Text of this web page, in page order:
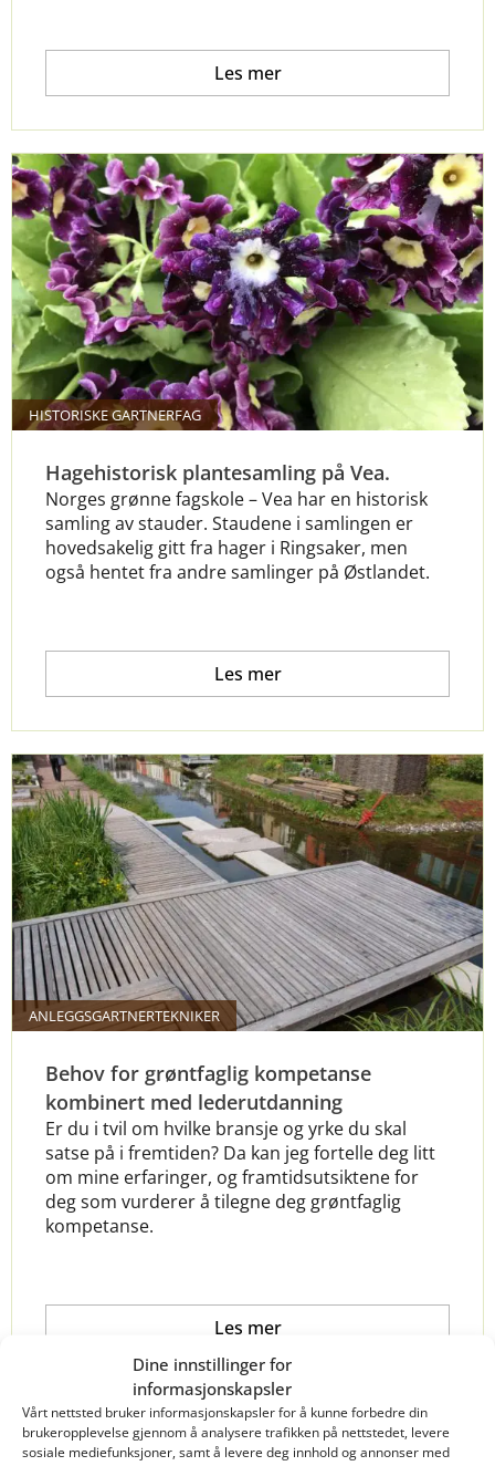
Dine innstillinger for
informasjonskapsler
Vårt nettsted bruker informasjonskapsler for å kunne forbedre din
brukeropplevelse gjennom å analysere trafikken på nettstedet, levere
sosiale mediefunksjoner, samt å levere deg innhold og annonser med
Les mer
HISTORISKE GARTNERFAG
Hagehistorisk plantesamling på Vea.
Norges grønne fagskole – Vea har en historisk
samling av stauder. Staudene i samlingen er
hovedsakelig gitt fra hager i Ringsaker, men
også hentet fra andre samlinger på Østlandet.
Les mer
ANLEGGSGARTNERTEKNIKER
Behov for grøntfaglig kompetanse
kombinert med lederutdanning
Er du i tvil om hvilke bransje og yrke du skal
satse på i fremtiden? Da kan jeg fortelle deg litt
om mine erfaringer, og framtidsutsiktene for
deg som vurderer å tilegne deg grøntfaglig
kompetanse.
Les mer